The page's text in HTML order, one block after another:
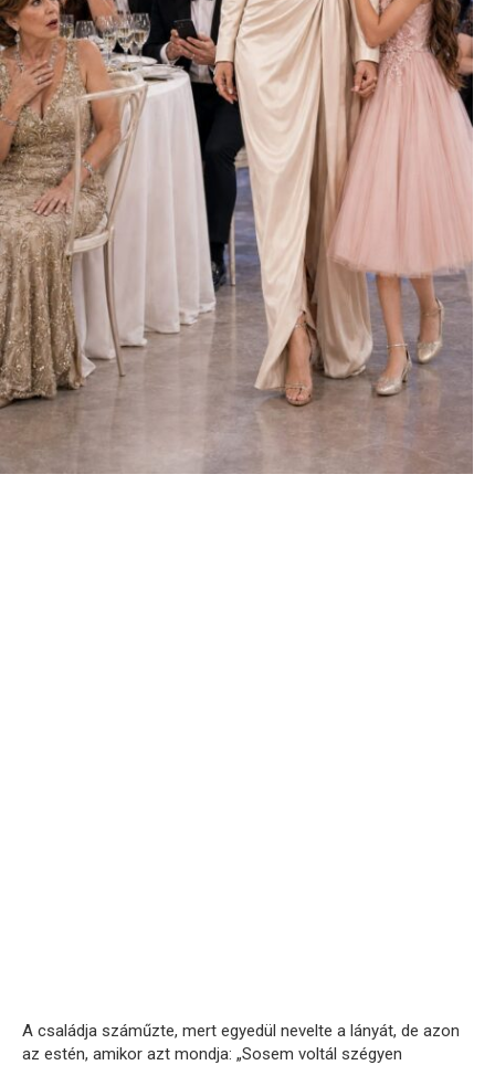
A családja száműzte, mert egyedül nevelte a lányát, de azon
az estén, amikor azt mondja: „Sosem voltál szégyen